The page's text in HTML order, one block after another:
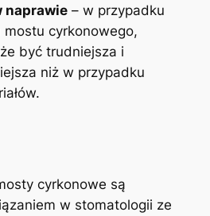
naprawie– w przypadku
mostu cyrkonowego,
być trudniejsza i
niż w przypadku
cyrkonowe są
w stomatologii ze